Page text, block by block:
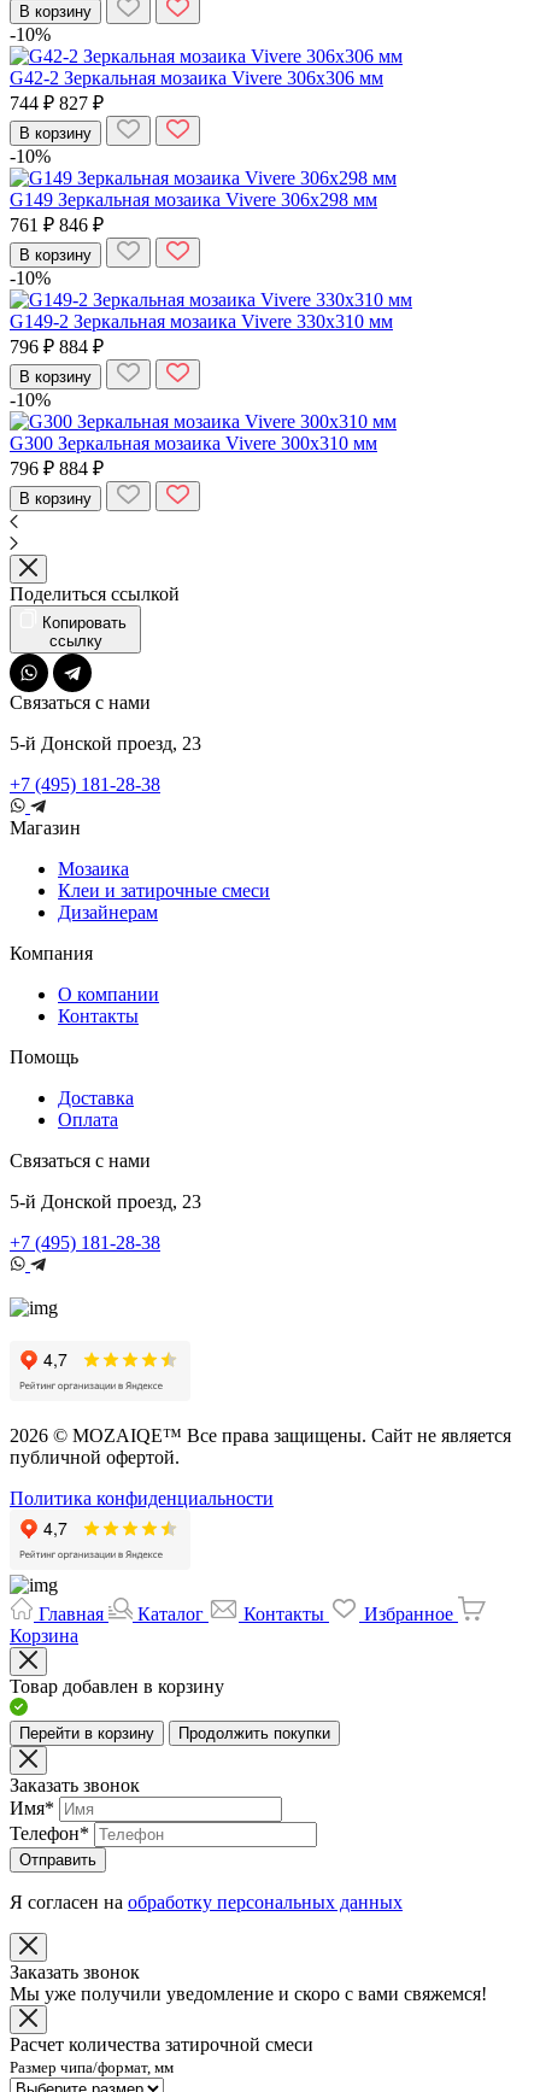
В корзину
-10%
G42-2 Зеркальная мозаика Vivere 306x306 мм
744 ₽ 827 ₽
В корзину
-10%
G149 Зеркальная мозаика Vivere 306x298 мм
761 ₽ 846 ₽
В корзину
-10%
G149-2 Зеркальная мозаика Vivere 330x310 мм
796 ₽ 884 ₽
В корзину
-10%
G300 Зеркальная мозаика Vivere 300x310 мм
796 ₽ 884 ₽
В корзину
Поделиться ссылкой
Копировать
ссылку
Связаться с нами
5-й Донской проезд, 23
+7 (495) 181-28-38
Магазин
Мозаика
Клеи и затирочные смеси
Дизайнерам
Компания
О компании
Контакты
Помощь
Доставка
Оплата
Связаться с нами
5-й Донской проезд, 23
+7 (495) 181-28-38
2026 © MOZAIQE™ Все права защищены. Сайт не является
публичной офертой.
Политика конфиденциальности
Главная Каталог Контакты
Избранное
Корзина
Товар добавлен в корзину
Перейти в корзину Продолжить покупки
Заказать звонок
Имя*
Телефон*
Отправить
Я согласен на обработку персональных данных
Заказать звонок
Мы уже получили уведомление и скоро с вами свяжемся!
Расчет количества затирочной смеси
Размер чипа/формат, мм